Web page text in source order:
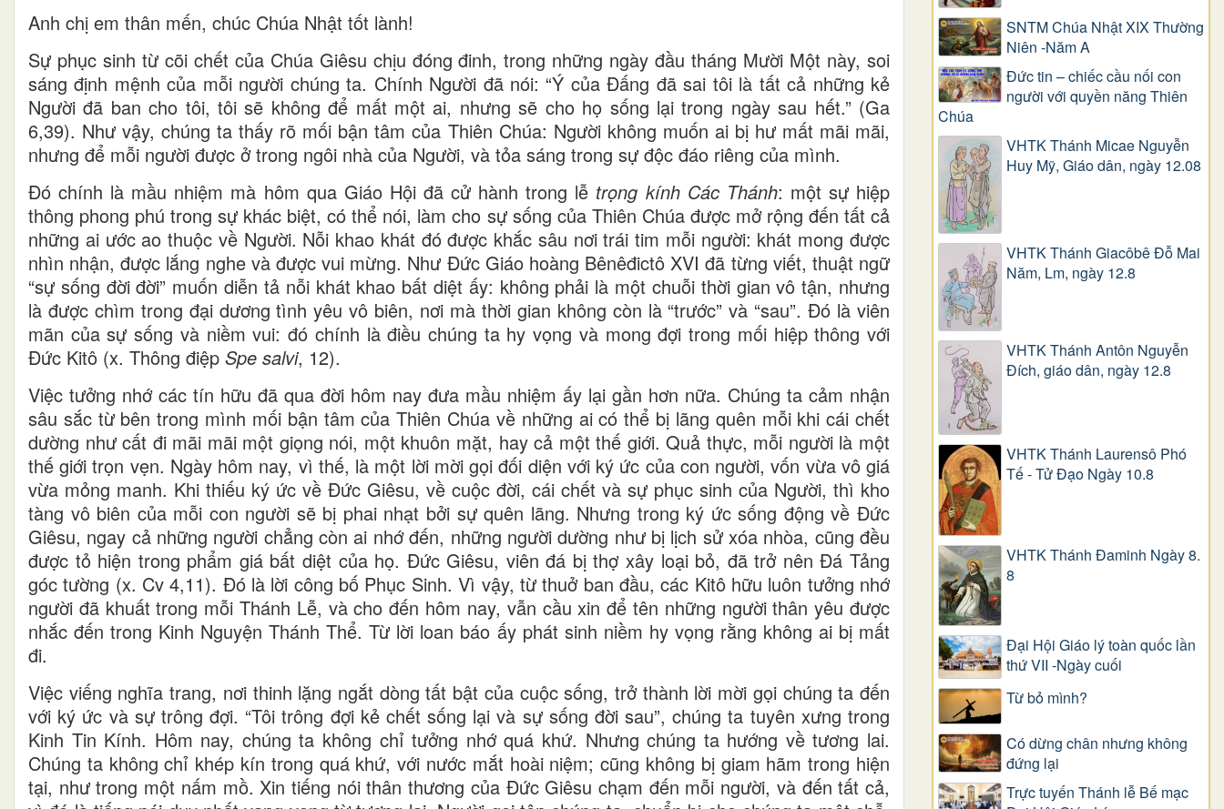
Anh chị em thân mến, chúc Chúa Nhật tốt lành!
Sự phục sinh từ cõi chết của Chúa Giêsu chịu đóng đinh, trong những ngày đầu tháng Mười Một này, soi
sáng định mệnh của mỗi người chúng ta. Chính Người đã nói: “Ý của Đấng đã sai tôi là tất cả những kẻ
Người đã ban cho tôi, tôi sẽ không để mất một ai, nhưng sẽ cho họ sống lại trong ngày sau hết.” (Ga
6,39). Như vậy, chúng ta thấy rõ mối bận tâm của Thiên Chúa: Người không muốn ai bị hư mất mãi mãi,
nhưng để mỗi người được ở trong ngôi nhà của Người, và tỏa sáng trong sự độc đáo riêng của mình.
Đó chính là mầu nhiệm mà hôm qua Giáo Hội đã cử hành trong lễ trọng kính Các Thánh: một sự hiệp
thông phong phú trong sự khác biệt, có thể nói, làm cho sự sống của Thiên Chúa được mở rộng đến tất cả
những ai ước ao thuộc về Người. Nỗi khao khát đó được khắc sâu nơi trái tim mỗi người: khát mong được
nhìn nhận, được lắng nghe và được vui mừng. Như Đức Giáo hoàng Bênêđictô XVI đã từng viết, thuật ngữ
“sự sống đời đời” muốn diễn tả nỗi khát khao bất diệt ấy: không phải là một chuỗi thời gian vô tận, nhưng
là được chìm trong đại dương tình yêu vô biên, nơi mà thời gian không còn là “trước” và “sau”. Đó là viên
mãn của sự sống và niềm vui: đó chính là điều chúng ta hy vọng và mong đợi trong mối hiệp thông với
Đức Kitô (x. Thông điệp Spe salvi, 12).
Việc tưởng nhớ các tín hữu đã qua đời hôm nay đưa mầu nhiệm ấy lại gần hơn nữa. Chúng ta cảm nhận
sâu sắc từ bên trong mình mối bận tâm của Thiên Chúa về những ai có thể bị lãng quên mỗi khi cái chết
dường như cất đi mãi mãi một giọng nói, một khuôn mặt, hay cả một thế giới. Quả thực, mỗi người là một
thế giới trọn vẹn. Ngày hôm nay, vì thế, là một lời mời gọi đối diện với ký ức của con người, vốn vừa vô giá
vừa mỏng manh. Khi thiếu ký ức về Đức Giêsu, về cuộc đời, cái chết và sự phục sinh của Người, thì kho
tàng vô biên của mỗi con người sẽ bị phai nhạt bởi sự quên lãng. Nhưng trong ký ức sống động về Đức
Giêsu, ngay cả những người chẳng còn ai nhớ đến, những người dường như bị lịch sử xóa nhòa, cũng đều
được tỏ hiện trong phẩm giá bất diệt của họ. Đức Giêsu, viên đá bị thợ xây loại bỏ, đã trở nên Đá Tảng
góc tường (x. Cv 4,11). Đó là lời công bố Phục Sinh. Vì vậy, từ thuở ban đầu, các Kitô hữu luôn tưởng nhớ
người đã khuất trong mỗi Thánh Lễ, và cho đến hôm nay, vẫn cầu xin để tên những người thân yêu được
nhắc đến trong Kinh Nguyện Thánh Thể. Từ lời loan báo ấy phát sinh niềm hy vọng rằng không ai bị mất
đi.
Việc viếng nghĩa trang, nơi thinh lặng ngắt dòng tất bật của cuộc sống, trở thành lời mời gọi chúng ta đến
với ký ức và sự trông đợi. “Tôi trông đợi kẻ chết sống lại và sự sống đời sau”, chúng ta tuyên xưng trong
Kinh Tin Kính. Hôm nay, chúng ta không chỉ tưởng nhớ quá khứ. Nhưng chúng ta hướng về tương lai.
Chúng ta không chỉ khép kín trong quá khứ, với nước mắt hoài niệm; cũng không bị giam hãm trong hiện
tại, như trong một nấm mồ. Xin tiếng nói thân thương của Đức Giêsu chạm đến mỗi người, và đến tất cả,
SNTM Chúa Nhật XIX Thường
Niên -Năm A
Đức tin – chiếc cầu nối con
người với quyền năng Thiên
Chúa
VHTK Thánh Micae Nguyễn
Huy Mỹ, Giáo dân, ngày 12.08
VHTK Thánh Giacôbê Ðỗ Mai
Năm, Lm, ngày 12.8
VHTK Thánh Antôn Nguyễn
Ðích, giáo dân, ngày 12.8
VHTK Thánh Laurensô Phó
Tế - Tử Đạo Ngày 10.8
VHTK Thánh Đaminh Ngày 8.
8
Đại Hội Giáo lý toàn quốc lần
thứ VII -Ngày cuối
Từ bỏ mình?
Có dừng chân nhưng không
đứng lại
Trực tuyến Thánh lễ Bế mạc